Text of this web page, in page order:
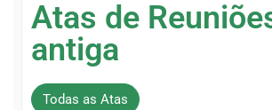
Atas de
antiga
Todas as Atas